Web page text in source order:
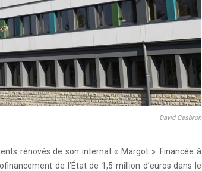
David Cesbron
rénovés de son internat « Margot ». Financée à
de l’État de 1,5 million d’euros dans le